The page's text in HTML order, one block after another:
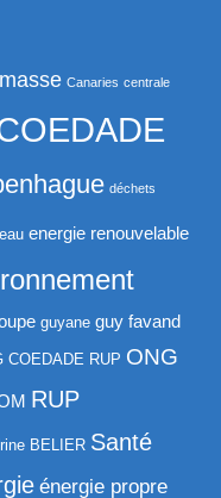
Canaries centrale
déchets
eau energie renouvelable
guyane guy favand
COEDADE RUP ONG
RUP
BELIER Santé
énergie propre